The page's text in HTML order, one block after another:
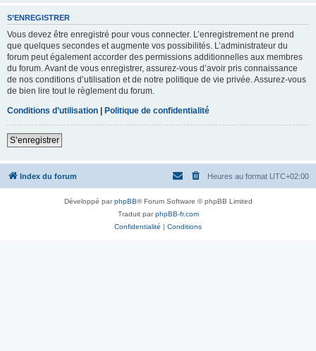
S’ENREGISTRER
Vous devez être enregistré pour vous connecter. L’enregistrement ne prend
que quelques secondes et augmente vos possibilités. L’administrateur du
forum peut également accorder des permissions additionnelles aux membres
du forum. Avant de vous enregistrer, assurez-vous d’avoir pris connaissance
de nos conditions d’utilisation et de notre politique de vie privée. Assurez-vous
de bien lire tout le règlement du forum.
Conditions d’utilisation | Politique de confidentialité
S’enregistrer
Index du forum Heures au format UTC+02:00
Développé parphpBB® Forum Software © phpBB Limited
Traduit parphpBB-fr.com
Confidentialité | Conditions